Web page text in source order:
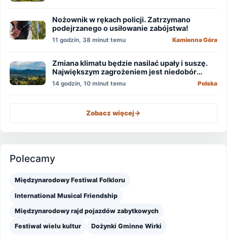
Nożownik w rękach policji. Zatrzymano
podejrzanego o usiłowanie zabójstwa!
11 godzin, 38 minut temu Kamienna Góra
Zmiana klimatu będzie nasilać upały i suszę.
Największym zagrożeniem jest niedobór
wody
14 godzin, 10 minut temu Polska
Zobacz więcej->
Polecamy
Międzynarodowy Festiwal Folkloru
International Musical Friendship
Międzynarodowy rajd pojazdów zabytkowych
Festiwal wielu kultur Dożynki Gminne Wirki